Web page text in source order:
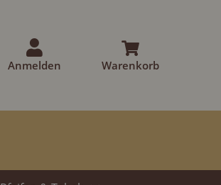
Warenkorb
Anmelden